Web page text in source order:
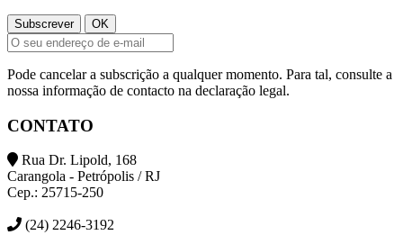
Pode cancelar a subscrição a qualquer momento. Para tal, consulte a
nossa informação de contacto na declaração legal.
CONTATO
Rua Dr. Lipold, 168
Carangola - Petrópolis / RJ
Cep.: 25715-250
(24) 2246-3192